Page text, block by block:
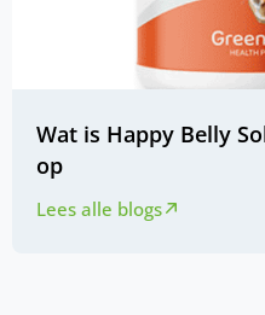
Wat is Happy Belly
op
Lees alle blogs